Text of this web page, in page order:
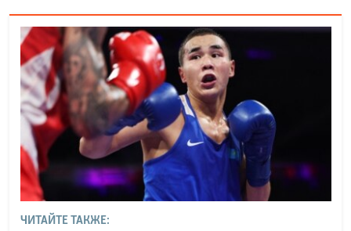
ЧИТАЙТЕ ТАКЖЕ: